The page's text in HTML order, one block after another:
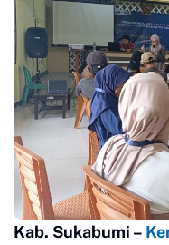
Kab. Sukabumi –